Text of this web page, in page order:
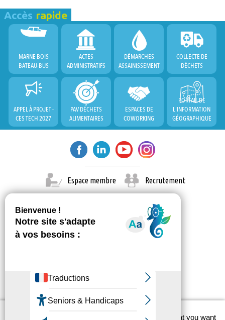
Accès rapide
MARNE BOIS
BATEAU-BUS
ACTES
ADMINISTRATIFS
DÉMARCHES
ASSAINISSEMENT
COLLECTE DE
DÉCHETS
APPEL À PROJET -
CES TECH 2027
PAV DÉCHETS
ALIMENTAIRES
ESPACES DE
COWORKING
PORTAIL DE
L'INFORMATION
GÉOGRAPHIQUE
Espace membre Recrutement
© Paris Est Marne & Bois 2026
This site uses cookies and gives you control over what you want